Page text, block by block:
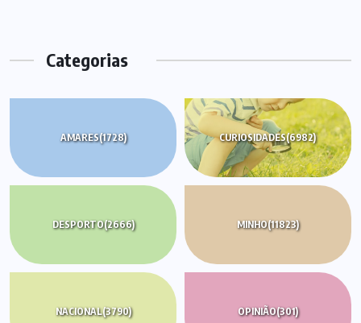
Categorias
AMARES(1728) CURIOSIDADES(6982)
DESPORTO(2666) MINHO(11823)
NACIONAL(3790) OPINIÃO(301)